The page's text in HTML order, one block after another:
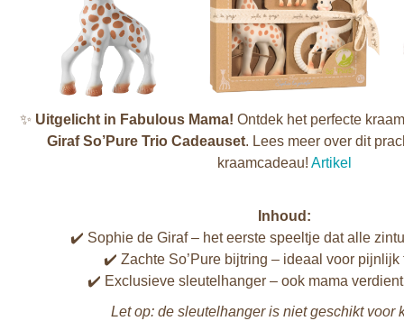
✨ Uitgelicht in Fabulous Mama! Ontdek het perfecte
Giraf So’Pure Trio Cadeauset. Lees meer over dit
kraamcadeau! Artikel
Inhoud:
✔️ Sophie de Giraf – het eerste speeltje dat alle
✔️ Zachte So’Pure bijtring – ideaal voor pijnlijk
✔️ Exclusieve sleutelhanger – ook mama
Let op: de sleutelhanger is niet geschikt voor